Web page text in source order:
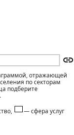
отражающей
по секторам
подберите
— сфера услуг